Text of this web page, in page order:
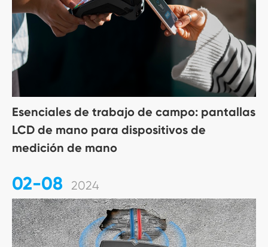
Esenciales de trabajo de campo: pantallas
LCD de mano para dispositivos de
medición de mano
02-08 2024